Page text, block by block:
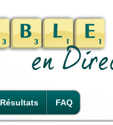
Résultats FAQ